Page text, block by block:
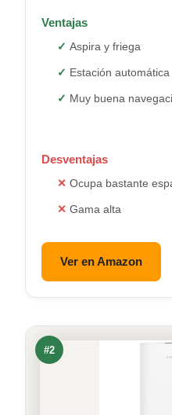
Ventajas
Aspira y friega
Estación automática
Muy buena
Desventajas
Ocupa bastante
Gama alta
Ver en Amazon
#2